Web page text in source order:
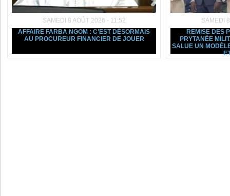
SAMEDI 8 AOÛT 2026 - 11:52
AFFAIRE FARBA NGOM : C’EST DÉSORMAIS
AU PROCUREUR FINANCIER DE JOUER
SAMEDI
REMISE DES
PRYTANÉE
SALUE UN